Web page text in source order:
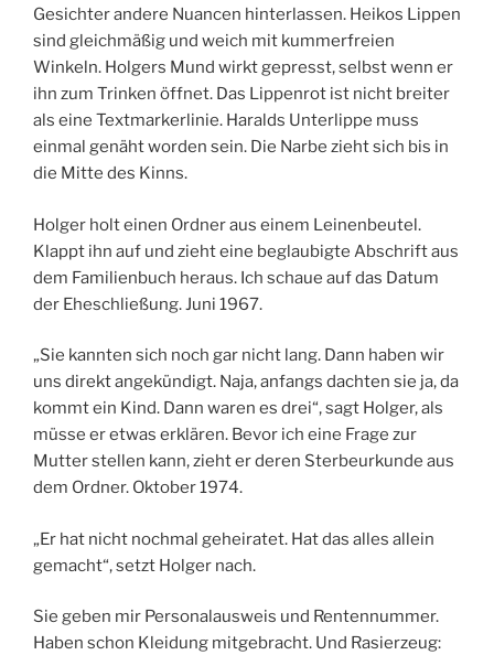
Gesichter andere Nuancen hinterlassen. Heikos Lippen
sind gleichmäßig und weich mit kummerfreien
Winkeln. Holgers Mund wirkt gepresst, selbst wenn er
ihn zum Trinken öffnet. Das Lippenrot ist nicht breiter
als eine Textmarkerlinie. Haralds Unterlippe muss
einmal genäht worden sein. Die Narbe zieht sich bis in
die Mitte des Kinns.
Holger holt einen Ordner aus einem Leinenbeutel.
Klappt ihn auf und zieht eine beglaubigte Abschrift aus
dem Familienbuch heraus. Ich schaue auf das Datum
der Eheschließung. Juni 1967.
„Sie kannten sich noch gar nicht lang. Dann haben wir
uns direkt angekündigt. Naja, anfangs dachten sie ja, da
kommt ein Kind. Dann waren es drei“, sagt Holger, als
müsse er etwas erklären. Bevor ich eine Frage zur
Mutter stellen kann, zieht er deren Sterbeurkunde aus
dem Ordner. Oktober 1974.
„Er hat nicht nochmal geheiratet. Hat das alles allein
gemacht“, setzt Holger nach.
Sie geben mir Personalausweis und Rentennummer.
Haben schon Kleidung mitgebracht. Und Rasierzeug: